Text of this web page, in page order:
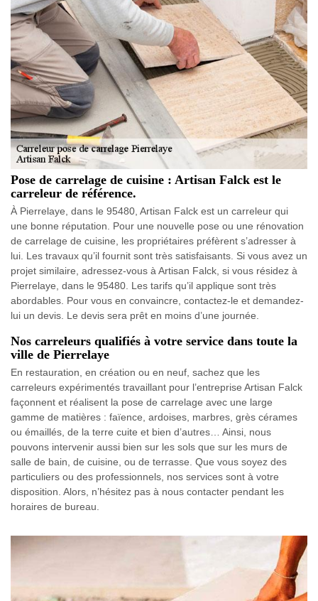
Pose de carrelage de cuisine : Artisan Falck est le
carreleur de référence.
À Pierrelaye, dans le 95480, Artisan Falck est un carreleur qui
une bonne réputation. Pour une nouvelle pose ou une rénovation
de carrelage de cuisine, les propriétaires préfèrent s’adresser à
lui. Les travaux qu’il fournit sont très satisfaisants. Si vous avez un
projet similaire, adressez-vous à Artisan Falck, si vous résidez à
Pierrelaye, dans le 95480. Les tarifs qu’il applique sont très
abordables. Pour vous en convaincre, contactez-le et demandez-
lui un devis. Le devis sera prêt en moins d’une journée.
Nos carreleurs qualifiés à votre service dans toute la
ville de Pierrelaye
En restauration, en création ou en neuf, sachez que les
carreleurs expérimentés travaillant pour l’entreprise Artisan Falck
façonnent et réalisent la pose de carrelage avec une large
gamme de matières : faïence, ardoises, marbres, grès cérames
ou émaillés, de la terre cuite et bien d’autres… Ainsi, nous
pouvons intervenir aussi bien sur les sols que sur les murs de
salle de bain, de cuisine, ou de terrasse. Que vous soyez des
particuliers ou des professionnels, nos services sont à votre
disposition. Alors, n’hésitez pas à nous contacter pendant les
horaires de bureau.